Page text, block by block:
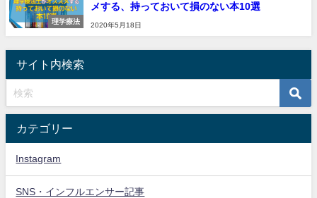
理学療法
メする、持っておいて損のない本10選
2020年5月18日
サイト内検索
カテゴリー
Instagram
SNS・インフルエンサー記事